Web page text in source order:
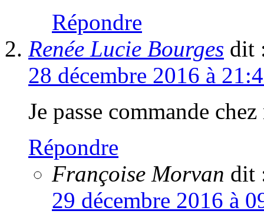
Répondre
Renée Lucie Bourges dit
28 décembre 2016 à
Je passe commande
Répondre
Françoise Morvan dit
29 décembre 2016 à